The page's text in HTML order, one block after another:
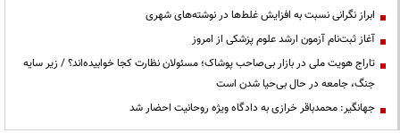
ابراز نگرانی نسبت به افزایش غلط‌ها در نوشته‌های شهری
آغاز ثبت‌نام آزمون ارشد علوم پزشکی از امروز
تاراج هویت ملی در بازار بی‌صاحب پوشاک؛ مسئولان نظارت کجا خوابیده‌اند؟ / زیر سایه
جنگ، جامعه در حال بی‌حیا شدن است
جهانگیر: محمدباقر خرازی به دادگاه ویژه روحانیت احضار شد